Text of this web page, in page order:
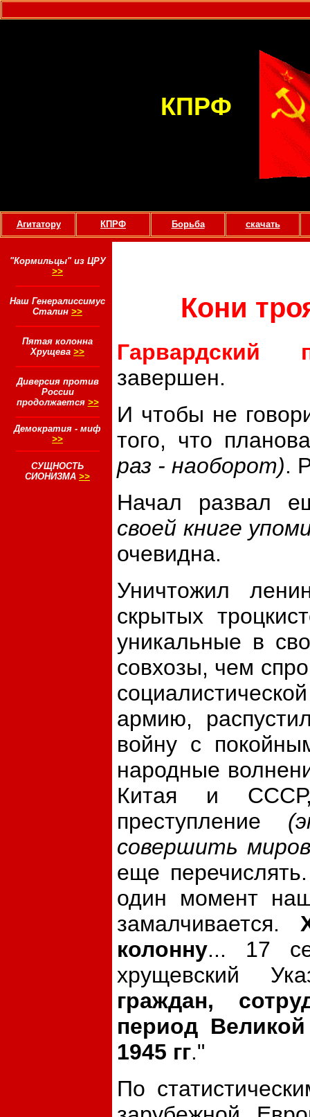
КПРФ
Агитатору КПРФ Борьба скачать
"Кормильцы" из ЦРУ
>>
Наш Генералиссимус
Сталин >>
Пятая колонна
Хрущева >>
Диверсия против
России
продолжается >>
Демократия - миф
>>
СУЩНОСТЬ
СИОНИЗМА >>
Кони
Гарвардский
завершен.
И чтобы не
того, что
раз - наоборот).
Начал развал
своей книге
очевидна.
Уничтожил
скрытых
уникальные в
совхозы, чем
армию,
войну с
народные
Китая и
преступление
совершить
еще
один момент
замалчивается.
колонну... 17
хрущевский
граждан,
период
1945 гг."
По